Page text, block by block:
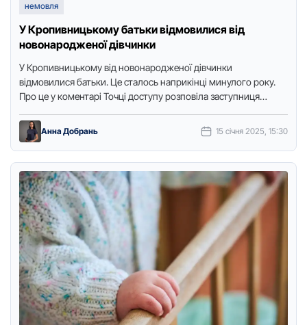
немовля
У Кропивницькому батьки відмовилися від
новонародженої дівчинки
У Кропивницькому від новонародженої дівчинки
відмовилися батьки. Це сталось наприкінці минулого року.
Про це у коментарі Точці доступу розповіла заступниця
Анна Добрань 15 січня 2025, 15:30